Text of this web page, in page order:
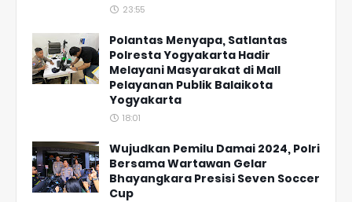
23:55
Polantas Menyapa, Satlantas
Polresta Yogyakarta Hadir
Melayani Masyarakat di Mall
Pelayanan Publik Balaikota
Yogyakarta
18:01
Wujudkan Pemilu Damai 2024, Polri
Bersama Wartawan Gelar
Bhayangkara Presisi Seven Soccer
Cup